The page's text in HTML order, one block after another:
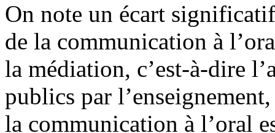
On note un écart
de la communication à
la médiation, c’est-à-dire
publics par
la communication à l’oral